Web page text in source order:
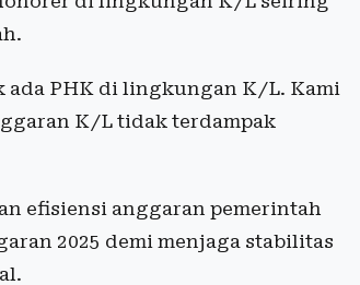
ada PHK di lingkungan K/L. Kami
K/L tidak terdampak
efisiensi anggaran pemerintah
2025 demi menjaga stabilitas